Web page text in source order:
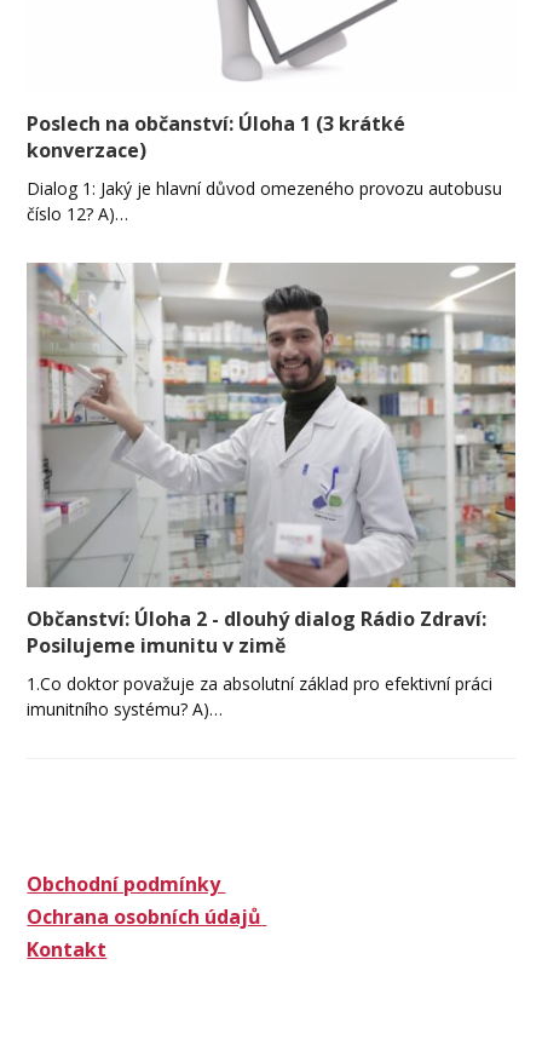
Poslech na občanství: Úloha 1 (3 krátké
konverzace)
Dialog 1: Jaký je hlavní důvod omezeného provozu autobusu
číslo 12? A)…
Občanství: Úloha 2 - dlouhý dialog Rádio Zdraví:
Posilujeme imunitu v zimě
1.Co doktor považuje za absolutní základ pro efektivní práci
imunitního systému? A)…
Obchodní podmínky
Ochrana osobních údajů
Kontakt